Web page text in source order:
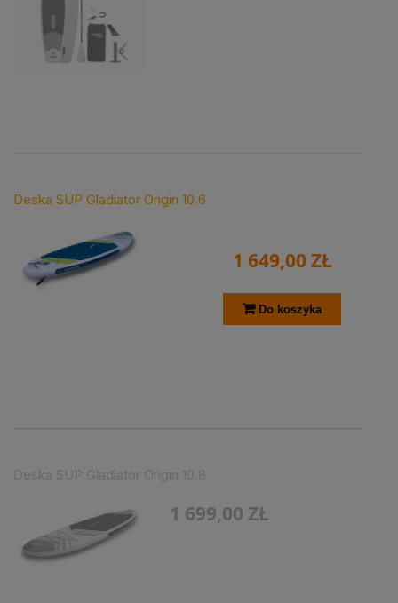
Deska SUP Gladiator Origin 10.6
1 649,00 ZŁ
Do koszyka
1 699,00 ZŁ